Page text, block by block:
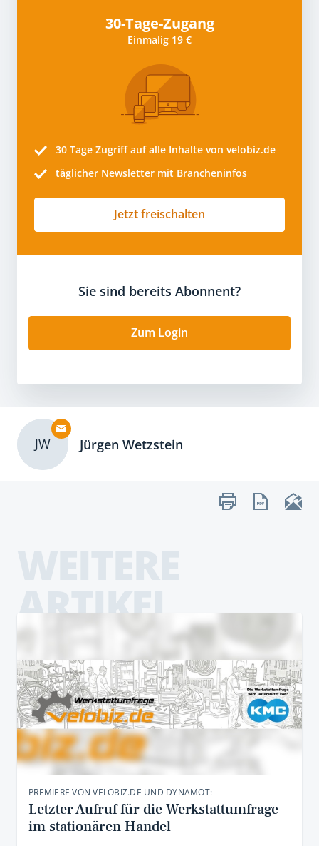
30-Tage-Zugang
Einmalig 19 €
30 Tage Zugriff auf alle Inhalte von velobiz.de
täglicher Newsletter mit Brancheninfos
Jetzt freischalten
Sie sind bereits Abonnent?
Zum Login
JW Jürgen Wetzstein
ARTIKEL
PREMIERE VON VELOBIZ.DE UND DYNAMOT:
Letzter Aufruf für die Werkstattumfrage
im stationären Handel